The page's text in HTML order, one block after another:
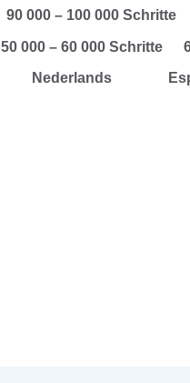
90 000 – 100 000 Schritte
50 000 – 60 000 Schritte
Nederlands